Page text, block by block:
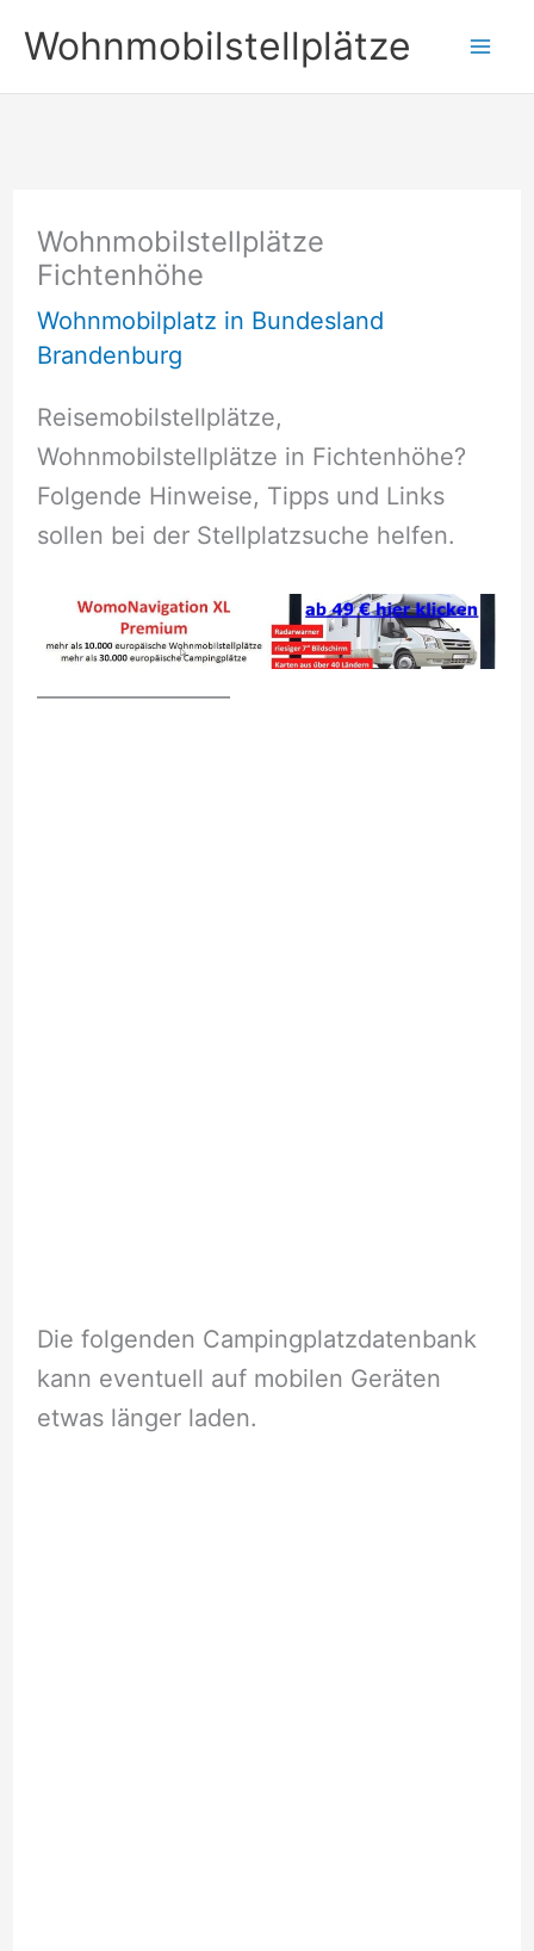
Inhalt
springen
Wohnmobilstellplätze
Wohnmobilstellplätze
Fichtenhöhe
Wohnmobilplatz in Bundesland
Brandenburg
Reisemobilstellplätze,
Wohnmobilstellplätze in Fichtenhöhe?
Folgende Hinweise, Tipps und Links
sollen bei der Stellplatzsuche helfen.
Die folgenden Campingplatzdatenbank
kann eventuell auf mobilen Geräten
etwas länger laden.